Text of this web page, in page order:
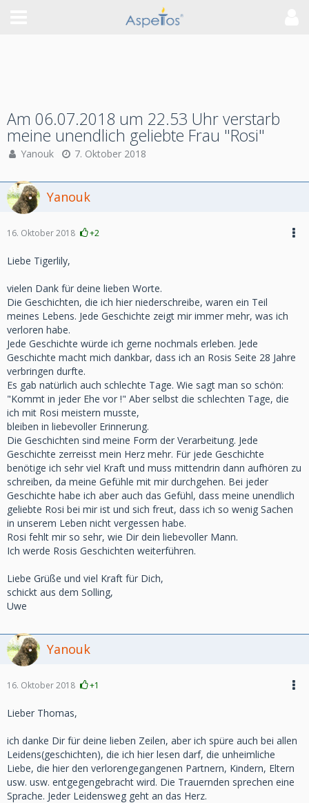
Am 06.07.2018 um 22.53 Uhr verstarb
meine unendlich geliebte Frau "Rosi"
Yanouk 7. Oktober 2018
Yanouk
16. Oktober 2018 +2
Liebe Tigerlily,
vielen Dank für deine lieben Worte.
Die Geschichten, die ich hier niederschreibe, waren ein Teil
meines Lebens. Jede Geschichte zeigt mir immer mehr, was ich
verloren habe.
Jede Geschichte würde ich gerne nochmals erleben. Jede
Geschichte macht mich dankbar, dass ich an Rosis Seite 28 Jahre
verbringen durfte.
Es gab natürlich auch schlechte Tage. Wie sagt man so schön:
"Kommt in jeder Ehe vor !" Aber selbst die schlechten Tage, die
ich mit Rosi meistern musste,
bleiben in liebevoller Erinnerung.
Die Geschichten sind meine Form der Verarbeitung. Jede
Geschichte zerreisst mein Herz mehr. Für jede Geschichte
benötige ich sehr viel Kraft und muss mittendrin dann aufhören zu
schreiben, da meine Gefühle mit mir durchgehen. Bei jeder
Geschichte habe ich aber auch das Gefühl, dass meine unendlich
geliebte Rosi bei mir ist und sich freut, dass ich so wenig Sachen
in unserem Leben nicht vergessen habe.
Rosi fehlt mir so sehr, wie Dir dein liebevoller Mann.
Ich werde Rosis Geschichten weiterführen.
Liebe Grüße und viel Kraft für Dich,
schickt aus dem Solling,
Uwe
Yanouk
16. Oktober 2018 +1
Lieber Thomas,
ich danke Dir für deine lieben Zeilen, aber ich spüre auch bei allen
Leidens(geschichten), die ich hier lesen darf, die unheimliche
Liebe, die hier den verlorengegangenen Partnern, Kindern, Eltern
usw. usw. entgegengebracht wird. Die Trauernden sprechen eine
Sprache. Jeder Leidensweg geht an das Herz.